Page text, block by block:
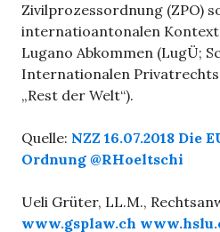
Zivilprozessordnung (ZPO)
internatioantonalen Kontext
Lugano Abkommen (LugÜ;
Internationalen
„Rest der Welt“).
Quelle: NZZ 16.07.2018 Die
Ordnung @RHoeltschi
Ueli Grüter, LL.M.,
www.gsplaw.ch